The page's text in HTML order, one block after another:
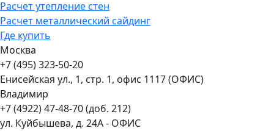
Расчет утепление стен
Расчет металлический сайдинг
Где купить
Москва
+7 (495) 323-50-20
Енисейская ул., 1, стр. 1, офис 1117 (ОФИС)
Владимир
+7 (4922) 47-48-70 (доб. 212)
ул. Куйбышева, д. 24А - ОФИС